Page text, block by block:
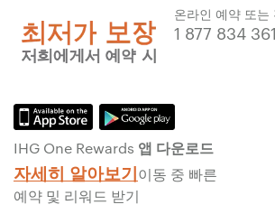
온라인 예약 또는
1 877 834
IHG One Rewards 앱 다운로드
자세히 알아보기이동 중 빠른
예약 및 리워드 받기